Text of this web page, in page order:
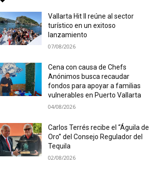
Vallarta Hit II reúne al sector
turístico en un exitoso
lanzamiento
07/08/2026
Cena con causa de Chefs
Anónimos busca recaudar
fondos para apoyar a familias
vulnerables en Puerto Vallarta
04/08/2026
Carlos Terrés recibe el “Águila de
Oro” del Consejo Regulador del
Tequila
02/08/2026